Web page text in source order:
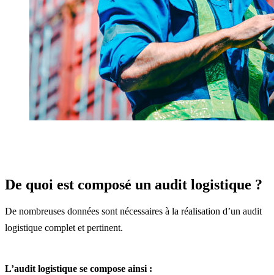
De quoi est composé un audit logistique ?
De nombreuses données sont nécessaires à la réalisation d’un audit
logistique complet et pertinent.
L’audit logistique se compose ainsi :